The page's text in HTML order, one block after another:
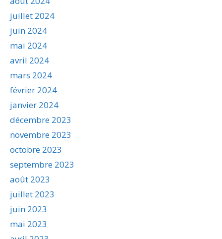
juillet 2024
juin 2024
mai 2024
avril 2024
mars 2024
février 2024
janvier 2024
décembre 2023
novembre 2023
octobre 2023
septembre 2023
août 2023
juillet 2023
juin 2023
mai 2023